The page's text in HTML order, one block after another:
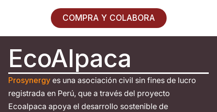
COMPRA Y COLABORA
EcoAlpaca
Prosynergy es una asociación civil sin fines de lucro
registrada en Perú, que a través del proyecto
Ecoalpaca apoya el desarrollo sostenible de